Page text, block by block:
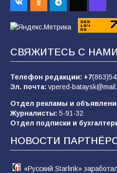
Евгений Остапенко
Батайчане вышли в
конкурса «Большая
СВЯЖИТЕСЬ С НАМИ
Телефон редакции: +7
Эл. почта: vpered-
Отдел рекламы и
Журналисты: 5-91-32
Отдел подписки и
НОВОСТИ
«Русский Starlink»